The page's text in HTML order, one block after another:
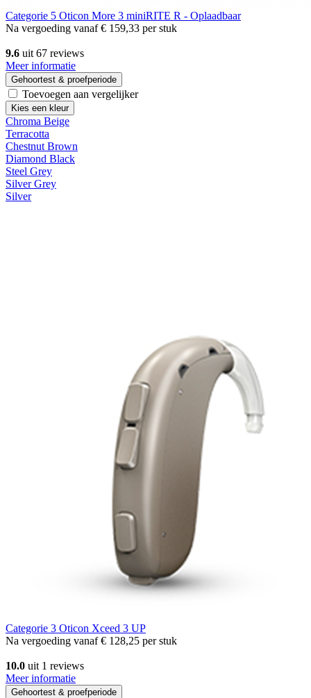
Categorie 5 Oticon More 3 miniRITE R - Oplaadbaar
Na vergoeding vanaf€ 159,33 per stuk
9.6 uit 67 reviews
Meer informatie
Gehoortest & proefperiode
Toevoegen aan vergelijker
Kies een kleur
Chroma Beige
Terracotta
Chestnut Brown
Diamond Black
Steel Grey
Silver Grey
Silver
Categorie 3 Oticon Xceed 3 UP
Na vergoeding vanaf€ 128,25 per stuk
10.0 uit 1 reviews
Meer informatie
Gehoortest & proefperiode